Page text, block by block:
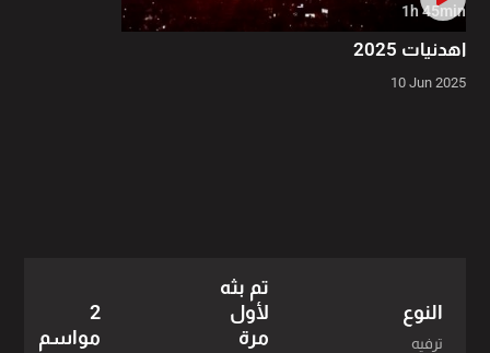
1h 45min
اهدنيات 2025
10 Jun 2025
النوع
ترفيه
تم بثه
لأول
مرة
2
مواسم